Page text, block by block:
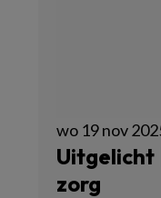
wo 19 nov
Uitgelicht
zorg